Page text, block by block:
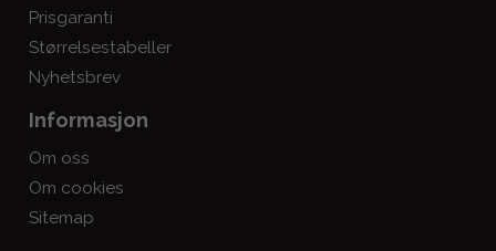
Prisgaranti
Størrelsestabeller
Nyhetsbrev
Informasjon
Om oss
Om cookies
Sitemap